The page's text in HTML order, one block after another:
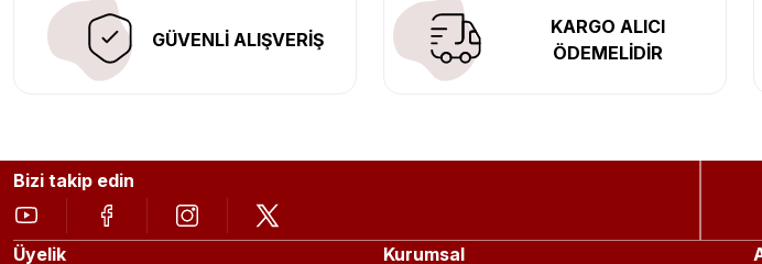
GÜVENLİ ALIŞVERİŞ
KARGO ALICI
ÖDEMELİDİR
Bizi takip edin
Üyelik Kurumsal